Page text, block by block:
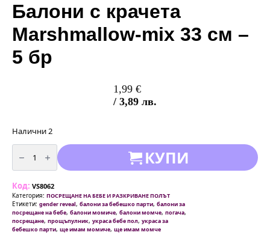
Балони с крачета
Marshmallow-mix 33 см –
5 бр
1,99 €
/ 3,89 лв.
Налични 2
количество
за
Балони
с
Marshmallow-
mix
33
см
-
5
бр
КУПИ
Код: VS8062
Категория: ПОСРЕЩАНЕ НА БЕБЕ И РАЗКРИВАНЕ ПОЛЪТ
Етикети: gender reveal, балони за бебешко парти, балони за
посрещане на бебе, балони момиче, балони момче, погача,
посрещане, прощъпулник, украса бебе пол, украса за
бебешко парти, ще имам момиче, ще имам момче